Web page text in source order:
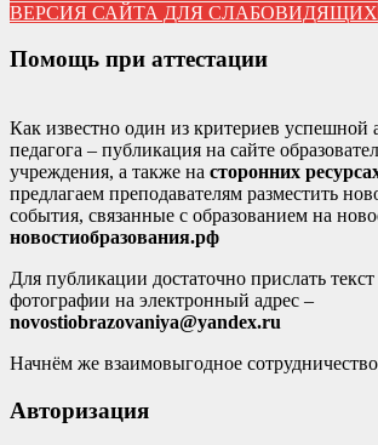
ВЕРСИЯ САЙТА ДЛЯ СЛАБОВИДЯЩИХ
Помощь при аттестации
Как известно один из критериев успешной
педагога – публикация на сайте
учреждения, а также на сторонних
предлагаем преподавателям разместить
события, связанные с образованием на
новостиобразования.рф
Для публикации достаточно прислать
фотографии на электронный адрес –
novostiobrazovaniya@yandex.ru
Начнём же взаимовыгодное
Авторизация